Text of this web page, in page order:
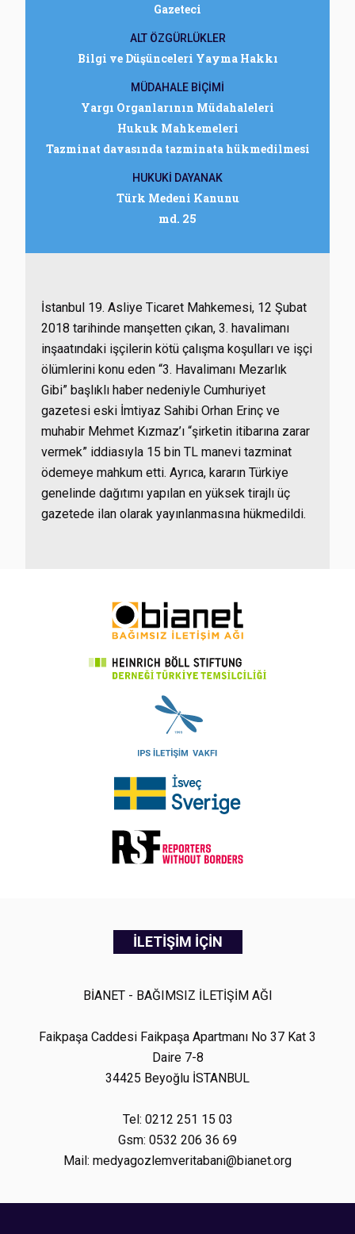
Gazeteci
ALT ÖZGÜRLÜKLER
Bilgi ve Düşünceleri Yayma Hakkı
MÜDAHALE BİÇİMİ
Yargı Organlarının Müdahaleleri
Hukuk Mahkemeleri
Tazminat davasında tazminata hükmedilmesi
HUKUKİ DAYANAK
Türk Medeni Kanunu
md. 25
İstanbul 19. Asliye Ticaret Mahkemesi, 12 Şubat
2018 tarihinde manşetten çıkan, 3. havalimanı
inşaatındaki işçilerin kötü çalışma koşulları ve işçi
ölümlerini konu eden “3. Havalimanı Mezarlık
Gibi” başlıklı haber nedeniyle Cumhuriyet
gazetesi eski İmtiyaz Sahibi Orhan Erinç ve
muhabir Mehmet Kızmaz’ı “şirketin itibarına zarar
vermek” iddiasıyla 15 bin TL manevi tazminat
ödemeye mahkum etti. Ayrıca, kararın Türkiye
genelinde dağıtımı yapılan en yüksek tirajlı üç
gazetede ilan olarak yayınlanmasına hükmedildi.
İLETİŞİM İÇİN
BİANET - BAĞIMSIZ İLETİŞİM AĞI
Faikpaşa Caddesi Faikpaşa Apartmanı No 37 Kat 3
Daire 7-8
34425 Beyoğlu İSTANBUL
Tel: 0212 251 15 03
Gsm: 0532 206 36 69
Mail: medyagozlemveritabani@bianet.org